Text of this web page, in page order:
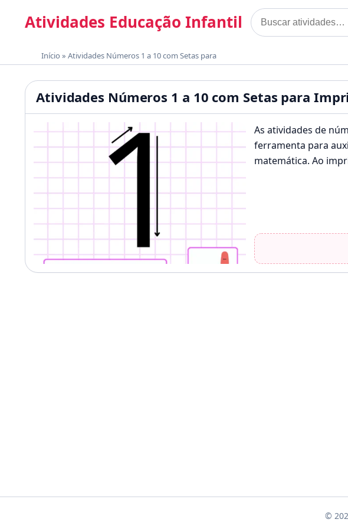
Atividades Educação Infantil Buscar por:
Início » Atividades Números 1 a 10 com Setas para
Atividades Educação Infantil
Atividades Números 1 a 10 com Setas para
As atividades de
ferramenta para
matemática. Ao
©